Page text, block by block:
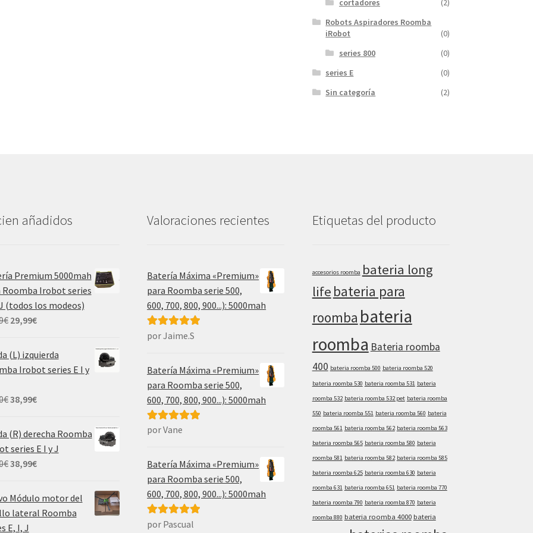
cortadores
(2)
Robots Aspiradores Roomba
iRobot
(0)
series 800
(0)
series E
(0)
Sin categoría
(2)
añadidos
Premium 5000mah
Roomba Irobot series
(todos los modeos)
€ El
original
era:
29,99€El
actual
(L) izquierda
Irobot series E I y
€ El
original
era:
38,99€El
actual
es:
38,99€.
(R) derecha Roomba
series E I y J
€ El
original
era:
55,00€.
38,99€El
es:
Módulo motor del
lateral Roomba
E, I, J
Valoraciones recientes
Batería Máxima «Premium»
para Roomba serie 500,
600, 700, 800, 900...): 5000mah
Valorado con
por Jaime.S
Batería Máxima «Premium»
para Roomba serie 500,
600, 700, 800, 900...): 5000mah
Valorado con
por Vane
Batería Máxima «Premium»
para Roomba serie 500,
600, 700, 800, 900...): 5000mah
Valorado con
por Pascual
Etiquetas del producto
accesorios roomba bateria long
life bateria para
roomba bateria
roomba Bateria roomba
400 bateria roomba 500 bateria roomba 520
bateria roomba 530 bateria roomba 531 bateria
roomba 532 bateria roomba 532 pet bateria roomba
550 bateria roomba 551 bateria roomba 560 bateria
roomba 561 bateria roomba 562 bateria roomba 563
bateria roomba 565 bateria roomba 580 bateria
roomba 581 bateria roomba 582 bateria roomba 585
bateria roomba 625 bateria roomba 630 bateria
roomba 631 bateria roomba 651 bateria roomba 770
bateria roomba 790 bateria roomba 870 bateria
roomba 880 bateria roomba 4000 bateria